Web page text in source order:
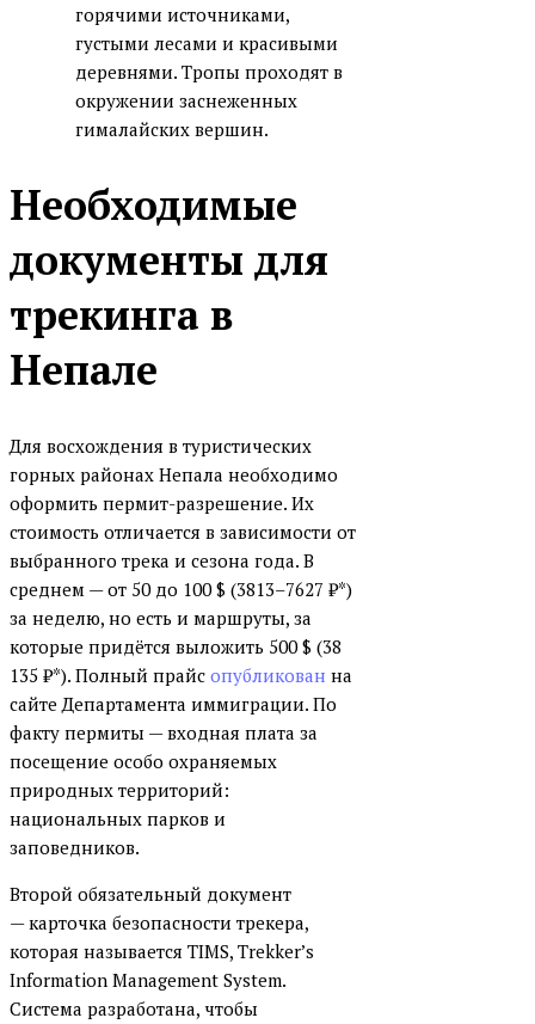
горячими источниками,
густыми лесами и красивыми
деревнями. Тропы проходят в
окружении заснеженных
гималайских вершин.
Необходимые
документы для
трекинга в
Непале
Для восхождения в туристических
горных районах Непала необходимо
оформить пермит-разрешение. Их
стоимость отличается в зависимости от
выбранного трека и сезона года. В
среднем — от 50 до 100 $ (3813–7627 ₽*)
за неделю, но есть и маршруты, за
которые придётся выложить 500 $ (38
135 ₽*). Полный прайс опубликован на
сайте Департамента иммиграции. По
факту пермиты — входная плата за
посещение особо охраняемых
природных территорий:
национальных парков и
заповедников.
Второй обязательный документ
— карточка безопасности трекера,
которая называется TIMS, Trekker’s
Information Management System.
Система разработана, чтобы